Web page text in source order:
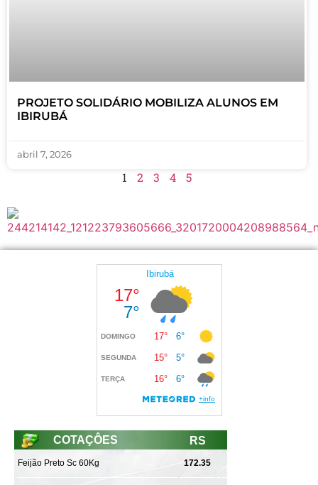
PROJETO SOLIDÁRIO MOBILIZA ALUNOS EM
IBIRUBÁ
abril 7, 2026
1 2 3 4 5